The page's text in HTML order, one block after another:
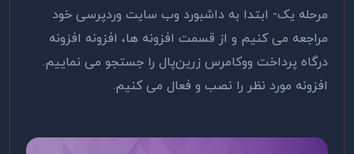
مرحله یک- ابتدا به داشبورد وب سایت وردپرسی خود
مراجعه می کنیم و از قسمت افزونه ها، افزونه افزونه
درگاه پرداخت ووکامرس زرین‌پال را جستجو می نماییم.
افزونه مورد نظر را نصب و فعال می کنیم.